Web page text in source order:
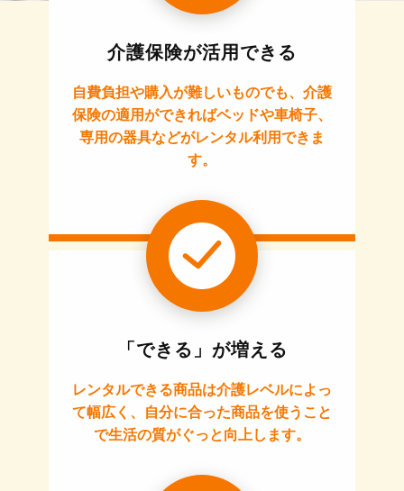
介護保険が活用できる
自費負担や購入が難しいものでも、介護
保険の適用ができればベッドや車椅子、
専用の器具などがレンタル利用できま
す。
「できる」が増える
レンタルできる商品は介護レベルによっ
て幅広く、自分に合った商品を使うこと
で生活の質がぐっと向上します。